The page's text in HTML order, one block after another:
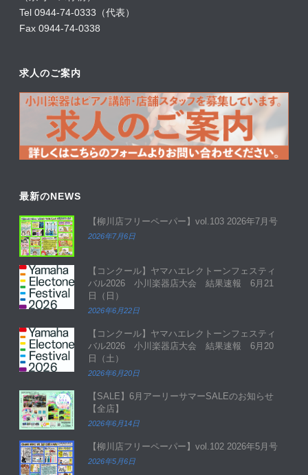
Tel 0944-74-0333（代表）
Fax 0944-74-0338
求人のご案内
最新のNEWS
【柳川店フリーペーパー】vol.103 2026年7月号
2026年7月6日
【コンクール】ヤマハエレクトーンフェスティ
バル2026 小川楽器店大会 結果速報 6月21
日（日）
2026年6月22日
【コンクール】ヤマハエレクトーンフェスティ
バル2026 小川楽器店大会 結果速報 6月20
日（土）
2026年6月20日
【SALE】6月アーリーサマーSALEのお知らせ
【全店】
2026年6月14日
【柳川店フリーペーパー】vol.102 2026年5月号
2026年5月6日